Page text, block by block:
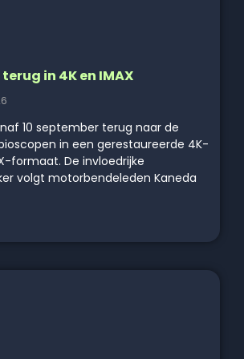
in 4K en IMAX
10 september terug naar de
in een gerestaureerde 4K-
formaat. De invloedrijke
volgt motorbendeleden Kaneda